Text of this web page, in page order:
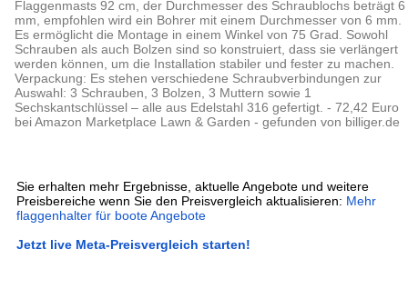
Flaggenmasts 92 cm, der Durchmesser des Schraublochs beträgt 6
mm, empfohlen wird ein Bohrer mit einem Durchmesser von 6 mm.
Es ermöglicht die Montage in einem Winkel von 75 Grad. Sowohl
Schrauben als auch Bolzen sind so konstruiert, dass sie verlängert
werden können, um die Installation stabiler und fester zu machen.
Verpackung: Es stehen verschiedene Schraubverbindungen zur
Auswahl: 3 Schrauben, 3 Bolzen, 3 Muttern sowie 1
Sechskantschlüssel – alle aus Edelstahl 316 gefertigt. - 72,42 Euro
bei Amazon Marketplace Lawn & Garden - gefunden von billiger.de
Sie erhalten mehr Ergebnisse, aktuelle Angebote und weitere
Preisbereiche wenn Sie den Preisvergleich aktualisieren: Mehr
flaggenhalter für boote Angebote
Jetzt live Meta-Preisvergleich starten!